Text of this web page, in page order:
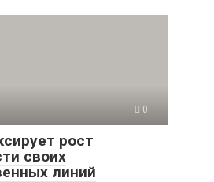
0
рост
своих
линий